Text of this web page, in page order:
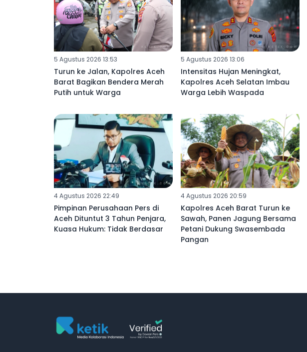
5 Agustus 2026 13:53
Turun ke Jalan, Kapolres Aceh
Barat Bagikan Bendera Merah
Putih untuk Warga
5 Agustus 2026 13:06
Intensitas Hujan Meningkat,
Kapolres Aceh Selatan Imbau
Warga Lebih Waspada
4 Agustus 2026 22:49
Pimpinan Perusahaan Pers di
Aceh Dituntut 3 Tahun Penjara,
Kuasa Hukum: Tidak Berdasar
4 Agustus 2026 20:59
Kapolres Aceh Barat Turun ke
Sawah, Panen Jagung Bersama
Petani Dukung Swasembada
Pangan